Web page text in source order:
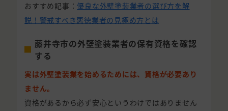
おすすめ記事：優良な外壁塗装業者の選び方を解
説！警戒すべき悪徳業者の見極め方とは
藤井寺市の外壁塗装業者の保有資格を確認
する
実は外壁塗装業を始めるためには、資格が必要あり
ません。
資格があるから必ず安心というわけではありません